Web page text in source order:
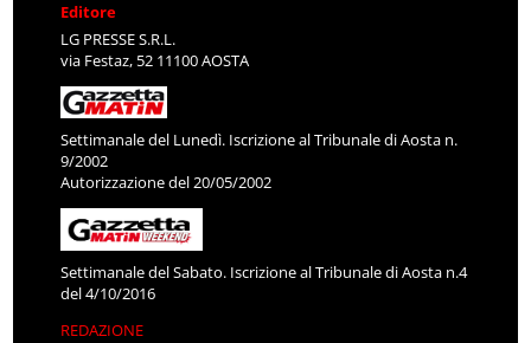
Editore
LG PRESSE S.R.L.
via Festaz, 52 11100 AOSTA
Settimanale del Lunedì. Iscrizione al Tribunale di Aosta n.
9/2002
Autorizzazione del 20/05/2002
Settimanale del Sabato. Iscrizione al Tribunale di Aosta n.4
del 4/10/2016
REDAZIONE